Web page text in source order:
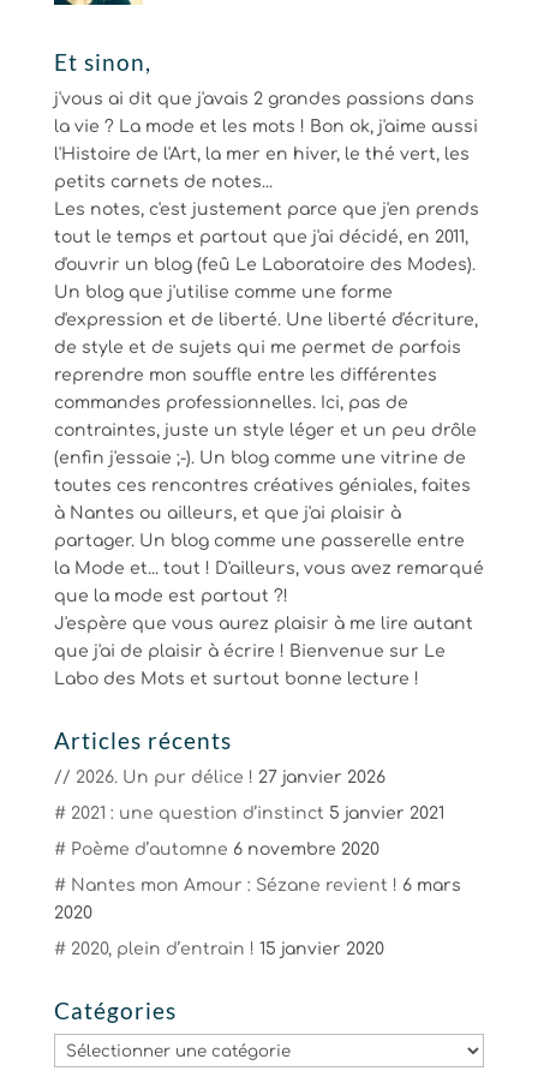
Et sinon,
j'vous ai dit que j'avais 2 grandes passions dans
la vie ? La mode et les mots ! Bon ok, j'aime aussi
l'Histoire de l'Art, la mer en hiver, le thé vert, les
petits carnets de notes...
Les notes, c'est justement parce que j'en prends
tout le temps et partout que j'ai décidé, en 2011,
d'ouvrir un blog (feû Le Laboratoire des Modes).
Un blog que j'utilise comme une forme
d'expression et de liberté. Une liberté d'écriture,
de style et de sujets qui me permet de parfois
reprendre mon souffle entre les différentes
commandes professionnelles. Ici, pas de
contraintes, juste un style léger et un peu drôle
(enfin j'essaie ;-). Un blog comme une vitrine de
toutes ces rencontres créatives géniales, faites
à Nantes ou ailleurs, et que j'ai plaisir à
partager. Un blog comme une passerelle entre
la Mode et... tout ! D'ailleurs, vous avez remarqué
que la mode est partout ?!
J'espère que vous aurez plaisir à me lire autant
que j'ai de plaisir à écrire ! Bienvenue sur Le
Labo des Mots et surtout bonne lecture !
Articles récents
// 2026. Un pur délice ! 27 janvier 2026
# 2021 : une question d’instinct 5 janvier 2021
# Poème d’automne 6 novembre 2020
# Nantes mon Amour : Sézane revient ! 6 mars
2020
# 2020, plein d’entrain ! 15 janvier 2020
Catégories
Catégories